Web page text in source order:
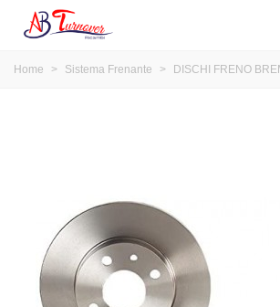
Home > Sistema Frenante > DISCHI FRENO